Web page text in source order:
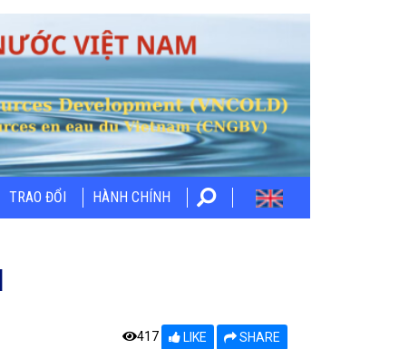
TRAO ĐỔI HÀNH CHÍNH
417 LIKE SHARE